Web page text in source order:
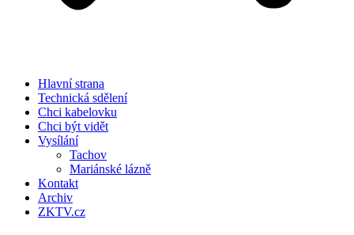
Hlavní strana
Technická sdělení
Chci kabelovku
Chci být vidět
Vysílání
Tachov
Mariánské lázně
Kontakt
Archiv
ZKTV.cz